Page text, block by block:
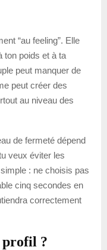
“au feeling”. Elle
ton poids et à ta
peut manquer de
peut créer des
au niveau des
de fermeté dépend
veux éviter les
: ne choisis pas
cinq secondes en
correctement
profil ?